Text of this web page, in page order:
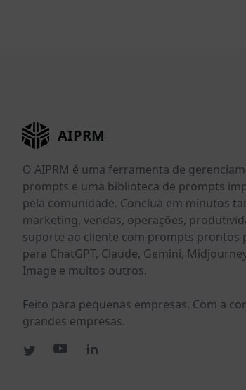
AIPRM
O AIPRM é uma ferramenta de
prompts e uma biblioteca de prompts
pela comunidade. Conclua em minutos
marketing, vendas, operações,
suporte ao cliente com prompts prontos
para ChatGPT, Claude, Gemini,
Image e muitos outros.
Feito para pequenas empresas. Com a
grandes empresas.